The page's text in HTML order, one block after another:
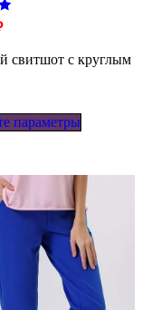
свитшот с круглым
параметры
Опции
можно
выбрать
на
странице
товара.